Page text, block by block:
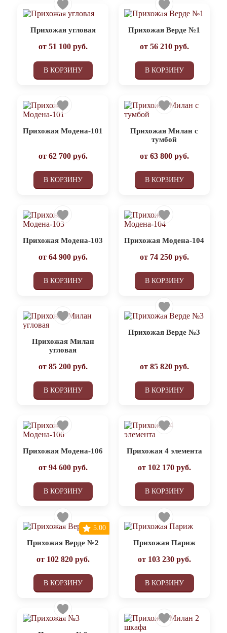
Прихожая угловая
от 51 100руб.
В КОРЗИНУ
Прихожая Верде №1
от 56 210руб.
В КОРЗИНУ
Прихожая Модена-101
от 62 700руб.
В КОРЗИНУ
Прихожая Милан с
тумбой
от 63 800руб.
В КОРЗИНУ
Прихожая Модена-103
от 64 900руб.
В КОРЗИНУ
Прихожая Модена-104
от 74 250руб.
В КОРЗИНУ
Прихожая Милан
угловая
от 85 200руб.
В КОРЗИНУ
Прихожая Верде №3
от 85 820руб.
В КОРЗИНУ
Прихожая Модена-106
от 94 600руб.
В КОРЗИНУ
Прихожая 4 элемента
от 102 170руб.
В КОРЗИНУ
Прихожая Верде №2
от 102 820руб.
В КОРЗИНУ
5.00
Прихожая Париж
от 103 230руб.
В КОРЗИНУ